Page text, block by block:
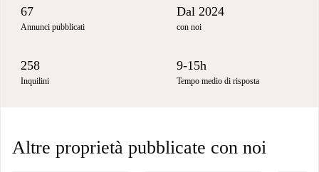
67
Annunci pubblicati
Dal 2024
con noi
258
Inquilini
9-15h
Tempo medio di risposta
Altre proprietà pubblicate con noi